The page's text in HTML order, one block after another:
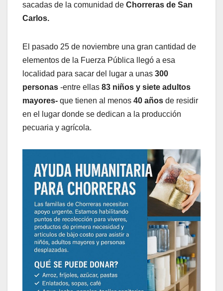
sacadas de la comunidad de Chorreras de San
Carlos.
El pasado 25 de noviembre una gran cantidad de
elementos de la Fuerza Pública llegó a esa
localidad para sacar del lugar a unas 300
personas -entre ellas 83 niños y siete adultos
mayores- que tienen al menos 40 años de residir
en el lugar donde se dedican a la producción
pecuaria y agrícola.